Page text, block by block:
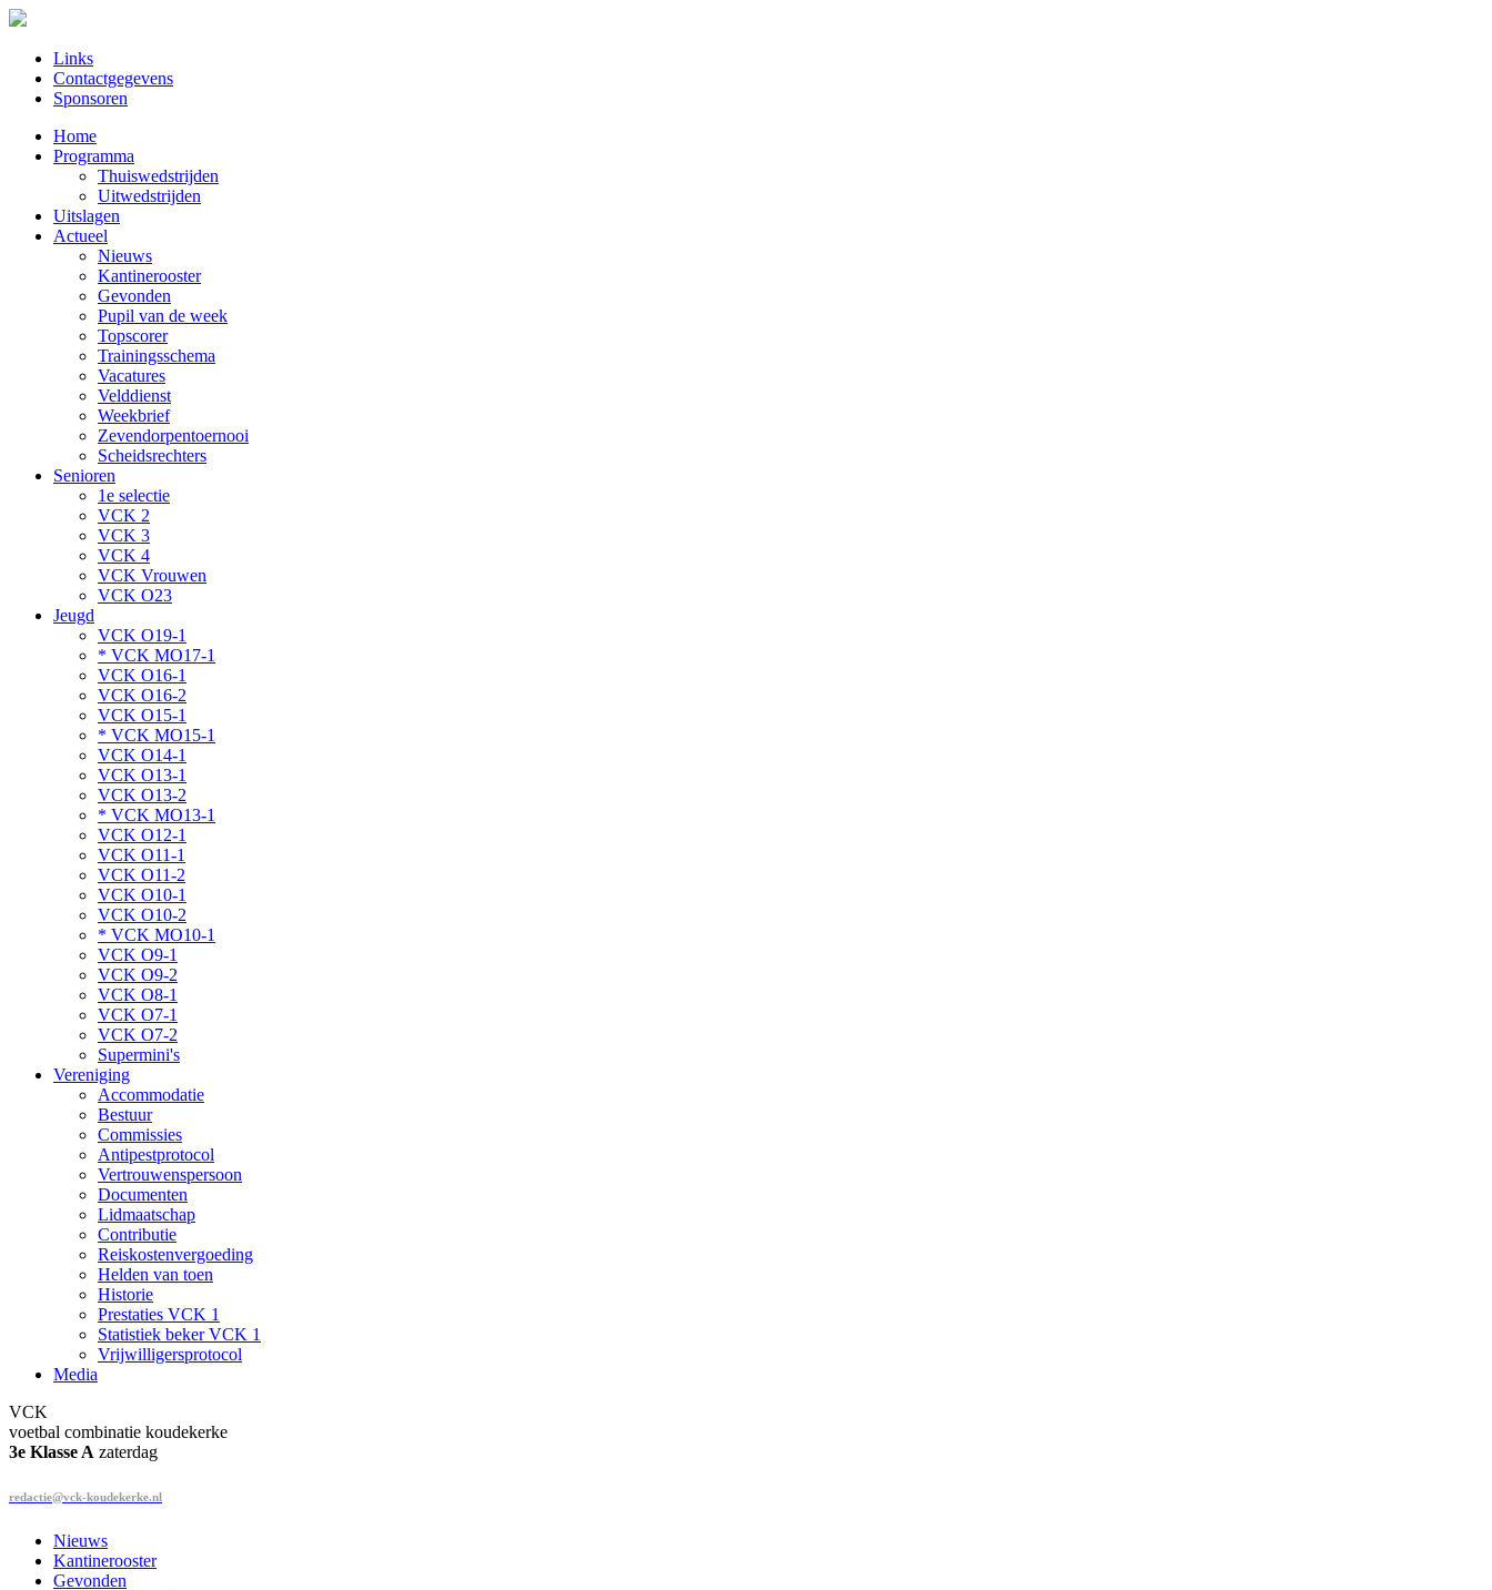
Links
Contactgegevens
Sponsoren
Home
Programma
Thuiswedstrijden
Uitwedstrijden
Uitslagen
Actueel
Nieuws
Kantinerooster
Gevonden
Pupil van de week
Topscorer
Trainingsschema
Vacatures
Velddienst
Weekbrief
Zevendorpentoernooi
Scheidsrechters
Senioren
1e selectie
VCK 2
VCK 3
VCK 4
VCK Vrouwen
VCK O23
Jeugd
VCK O19-1
* VCK MO17-1
VCK O16-1
VCK O16-2
VCK O15-1
* VCK MO15-1
VCK O14-1
VCK O13-1
VCK O13-2
* VCK MO13-1
VCK O12-1
VCK O11-1
VCK O11-2
VCK O10-1
VCK O10-2
* VCK MO10-1
VCK O9-1
VCK O9-2
VCK O8-1
VCK O7-1
VCK O7-2
Supermini's
Vereniging
Accommodatie
Bestuur
Commissies
Antipestprotocol
Vertrouwenspersoon
Documenten
Lidmaatschap
Contributie
Reiskostenvergoeding
Helden van toen
Historie
Prestaties VCK 1
Statistiek beker VCK 1
Vrijwilligersprotocol
Media
VCK
voetbal combinatie koudekerke
3e Klasse A zaterdag
redactie@vck-koudekerke.nl
Nieuws
Kantinerooster
Gevonden